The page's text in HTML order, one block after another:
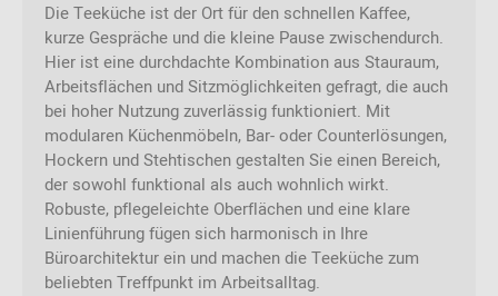
Die Teeküche ist der Ort für den schnellen Kaffee,
kurze Gespräche und die kleine Pause zwischendurch.
Hier ist eine durchdachte Kombination aus Stauraum,
Arbeitsflächen und Sitzmöglichkeiten gefragt, die auch
bei hoher Nutzung zuverlässig funktioniert. Mit
modularen Küchenmöbeln, Bar- oder Counterlösungen,
Hockern und Stehtischen gestalten Sie einen Bereich,
der sowohl funktional als auch wohnlich wirkt.
Robuste, pflegeleichte Oberflächen und eine klare
Linienführung fügen sich harmonisch in Ihre
Büroarchitektur ein und machen die Teeküche zum
beliebten Treffpunkt im Arbeitsalltag.